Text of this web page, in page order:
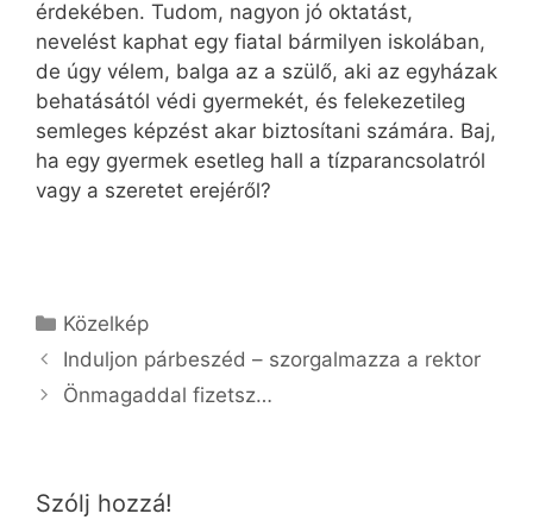
érdekében. Tudom, nagyon jó oktatást,
nevelést kaphat egy fiatal bármilyen iskolában,
de úgy vélem, balga az a szülő, aki az egyházak
behatásától védi gyermekét, és felekezetileg
semleges képzést akar biztosítani számára. Baj,
ha egy gyermek esetleg hall a tízparancsolatról
vagy a szeretet erejéről?
Kategória
Közelkép
Induljon párbeszéd – szorgalmazza a rektor
Önmagaddal fizetsz…
Szólj hozzá!